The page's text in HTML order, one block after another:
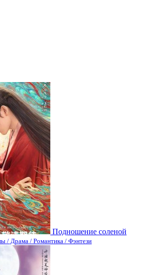
Подношение соленой
/ Драма / Романтика / Фэнтези